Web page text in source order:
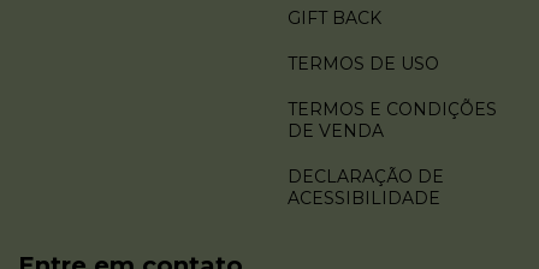
GIFT BACK
TERMOS DE USO
TERMOS E CONDIÇÕES
DE VENDA
DECLARAÇÃO DE
ACESSIBILIDADE